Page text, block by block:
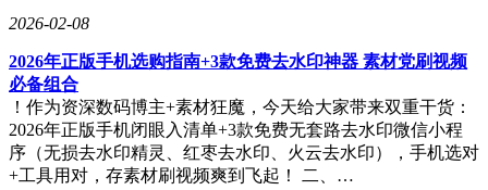
2026-02-08
2026年正版手机选购指南+3款免费去水印神器 素材党刷视频
必备组合
！作为资深数码博主+素材狂魔，今天给大家带来双重干货：
2026年正版手机闭眼入清单+3款免费无套路去水印微信小程
序（无损去水印精灵、红枣去水印、火云去水印），手机选对
+工具用对，存素材刷视频爽到飞起！ 二、…